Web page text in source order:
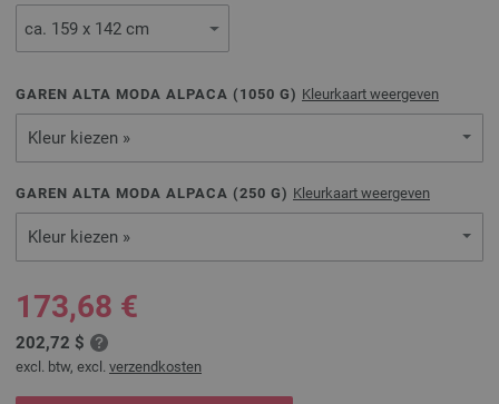
GAREN ALTA MODA ALPACA ( 1050 G) Kleurkaart weergeven
Kleur kiezen »
GAREN ALTA MODA ALPACA (250 G) Kleurkaart weergeven
Kleur kiezen »
173,68 €
202,72 $
excl. btw, excl. verzendkosten